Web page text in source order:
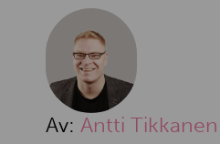
Av: Antti Tikkanen